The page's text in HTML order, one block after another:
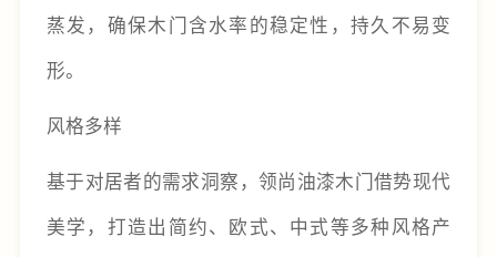
蒸发，确保木门含水率的稳定性，持久不易变
形。
风格多样
基于对居者的需求洞察，领尚油漆木门借势现代
美学，打造出简约、欧式、中式等多种风格产